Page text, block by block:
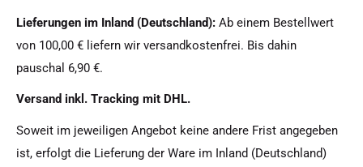
Lieferungen im Inland (Deutschland): Ab einem Bestellwert
von 100,00 € liefern wir versandkostenfrei. Bis dahin
pauschal 6,90 €.
Versand inkl. Tracking mit DHL.
Soweit im jeweiligen Angebot keine andere Frist angegeben
ist, erfolgt die Lieferung der Ware im Inland (Deutschland)